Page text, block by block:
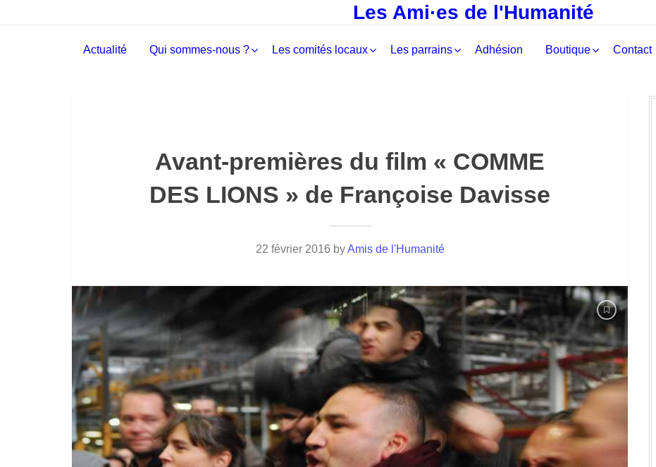
Les Ami·es de l'Humanité
Actualité Qui sommes-nous ? Les comités locaux Les parrains Adhésion Boutique Contact
Avant-premières du film « COMME
DES LIONS » de Françoise Davisse
22 février 2016 byAmis de l'Humanité